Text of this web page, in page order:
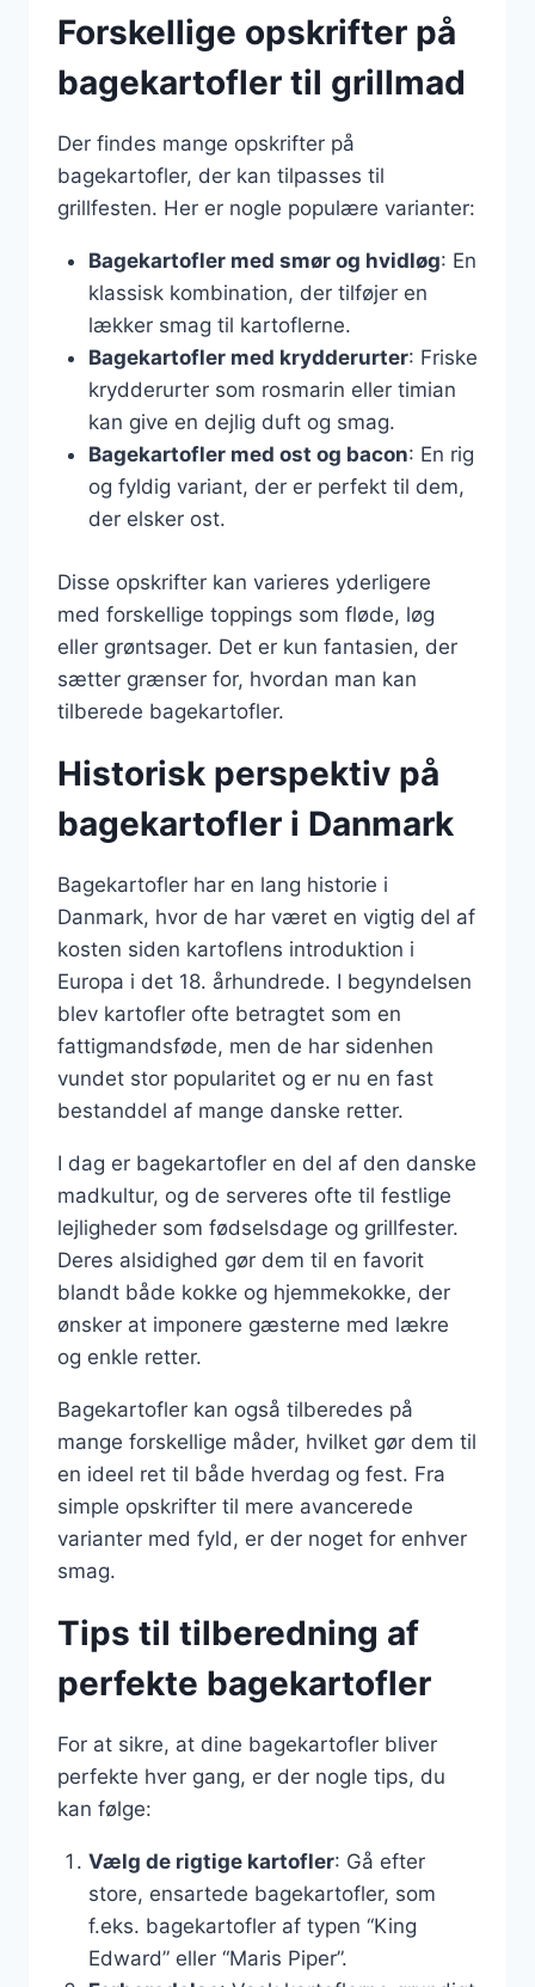
Forskellige opskrifter på
bagekartofler til grillmad
Der findes mange opskrifter på
bagekartofler, der kan tilpasses til
grillfesten. Her er nogle populære varianter:
Bagekartofler med smør og hvidløg: En
klassisk kombination, der tilføjer en
lækker smag til kartoflerne.
Bagekartofler med krydderurter: Friske
krydderurter som rosmarin eller timian
kan give en dejlig duft og smag.
Bagekartofler med ost og bacon: En rig
og fyldig variant, der er perfekt til dem,
der elsker ost.
Disse opskrifter kan varieres yderligere
med forskellige toppings som fløde, løg
eller grøntsager. Det er kun fantasien, der
sætter grænser for, hvordan man kan
tilberede bagekartofler.
Historisk perspektiv på
bagekartofler i Danmark
Bagekartofler har en lang historie i
Danmark, hvor de har været en vigtig del af
kosten siden kartoflens introduktion i
Europa i det 18. århundrede. I begyndelsen
blev kartofler ofte betragtet som en
fattigmandsføde, men de har sidenhen
vundet stor popularitet og er nu en fast
bestanddel af mange danske retter.
I dag er bagekartofler en del af den danske
madkultur, og de serveres ofte til festlige
lejligheder som fødselsdage og grillfester.
Deres alsidighed gør dem til en favorit
blandt både kokke og hjemmekokke, der
ønsker at imponere gæsterne med lækre
og enkle retter.
Bagekartofler kan også tilberedes på
mange forskellige måder, hvilket gør dem til
en ideel ret til både hverdag og fest. Fra
simple opskrifter til mere avancerede
varianter med fyld, er der noget for enhver
smag.
Tips til tilberedning af
perfekte bagekartofler
For at sikre, at dine bagekartofler bliver
perfekte hver gang, er der nogle tips, du
kan følge:
Vælg de rigtige kartofler: Gå efter
store, ensartede bagekartofler, som
f.eks. bagekartofler af typen “King
Edward” eller “Maris Piper”.